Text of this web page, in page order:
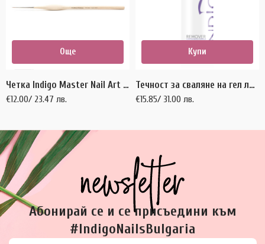
Още
Четка Indigo Master Nail Art 003 (дървена дръжка)
€12.00/ 23.47 лв.
Купи
Течност за сваляне на гел лак Remover 500 мл.
€15.85/ 31.00 лв.
Абонирай се и се присъедини към
#IndigoNailsBulgaria